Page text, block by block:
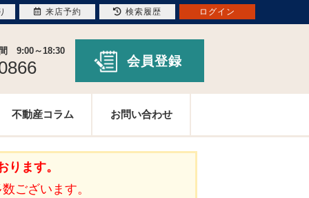
9:00～18:30
会員登録
不動産コラム お問い合わせ
ります。
ございます。
来店予約 検索履歴 ログイン